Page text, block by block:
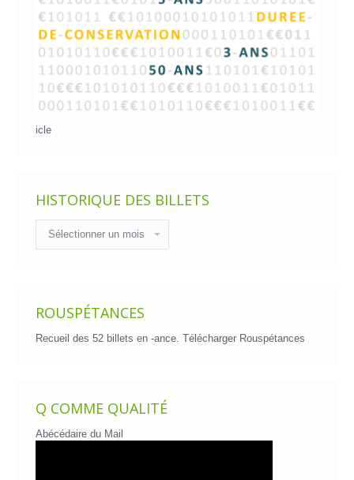
icle
HISTORIQUE DES BILLETS
des
billets
ROUSPÉTANCES
Recueil des 52 billets en -ance. Télécharger Rouspétances
Q COMME QUALITÉ
Abécédaire du Mail